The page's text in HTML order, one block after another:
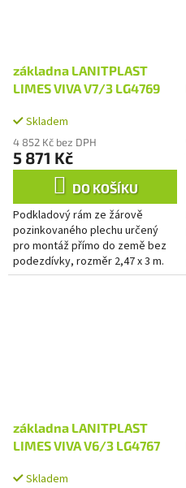
základna LANITPLAST
LIMES VIVA V7/3 LG4769
Skladem
4 852 Kč bez DPH
5 871 Kč
DO KOŠÍKU
Podkladový rám ze žárově
pozinkovaného plechu určený
pro montáž přímo do země bez
podezdívky, rozměr 2,47 x 3 m.
základna LANITPLAST
LIMES VIVA V6/3 LG4767
Skladem